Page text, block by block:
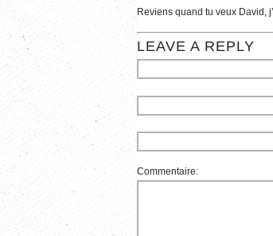
Reviens quand tu veux David,
LEAVE A REPLY
Commentaire: